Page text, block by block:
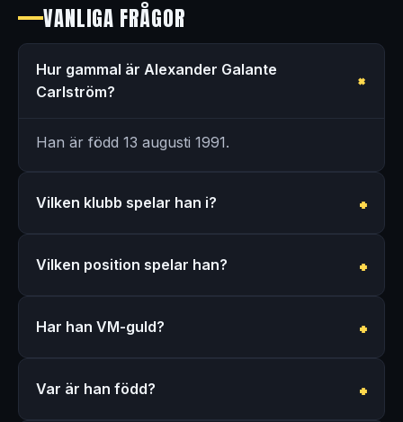
VANLIGA FRÅGOR
Hur gammal är Alexander Galante
Carlström?
Han är född 13 augusti 1991.
Vilken klubb spelar han i?
Vilken position spelar han?
Har han VM-guld?
Var är han född?